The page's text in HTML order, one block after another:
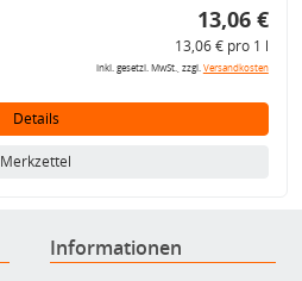
13,06 €
13,06 € pro 1 l
inkl. gesetzl. MwSt., zzgl.Versandkosten
Details
Merkzettel
Informationen